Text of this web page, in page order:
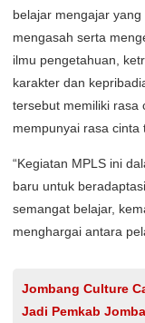
belajar mengajar
mengasah serta
ilmu pengetahuan,
karakter dan
tersebut memiliki rasa
mempunyai rasa cinta
“Kegiatan MPLS ini
baru untuk
semangat belajar,
menghargai antara
Jombang Culture
Jadi Pemkab